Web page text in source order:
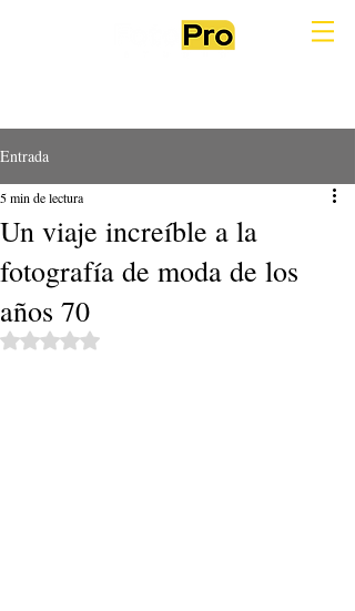
Entrada
Un viaje increíble a la
fotografía de moda de los
años 70
5 min de lectura
Obtuvo NaN de 5 estrellas.